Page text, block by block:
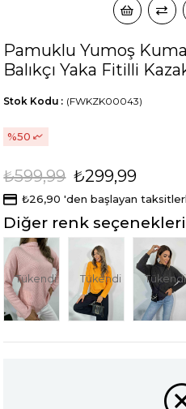
Pamuklu Yumoş
Balıkçı Yaka Fitilli
(FWKZK00043)
Stok Kodu
50
₺599,99 ₺299,99
₺26,90 'den başlayan
Diğer renk seçenekleri
Tükendi Tükendi Tükendi